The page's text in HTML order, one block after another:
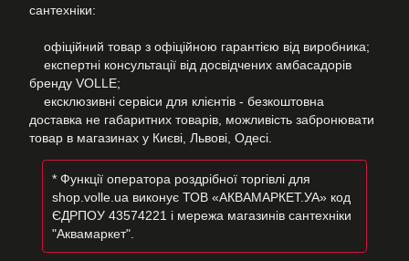
сантехніки:
офіційний товар з офіційною гарантією від виробника;
експертні консультації від досвідчених амбасадорів
бренду VOLLE;
ексклюзивні сервіси для клієнтів - безкоштовна
доставка не габаритних товарів, можливість забронювати
товар в магазинах у Києві, Львові, Одесі.
* Функції оператора роздрібної торгівлі для
shop.volle.ua виконує ТОВ «АКВАМАРКЕТ.УА» код
ЄДРПОУ 43574221 і мережа магазинів сантехніки
"Аквамаркет".